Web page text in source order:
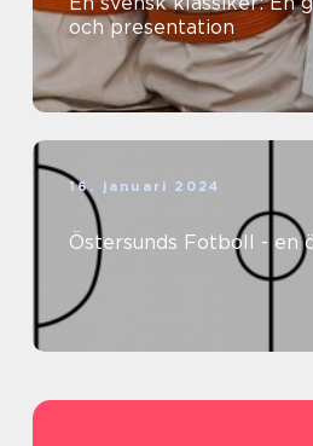
och presentation
16. januari 2024
Östersunds Fotboll - en